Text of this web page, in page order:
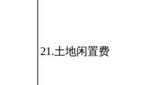
21.土地闲置费